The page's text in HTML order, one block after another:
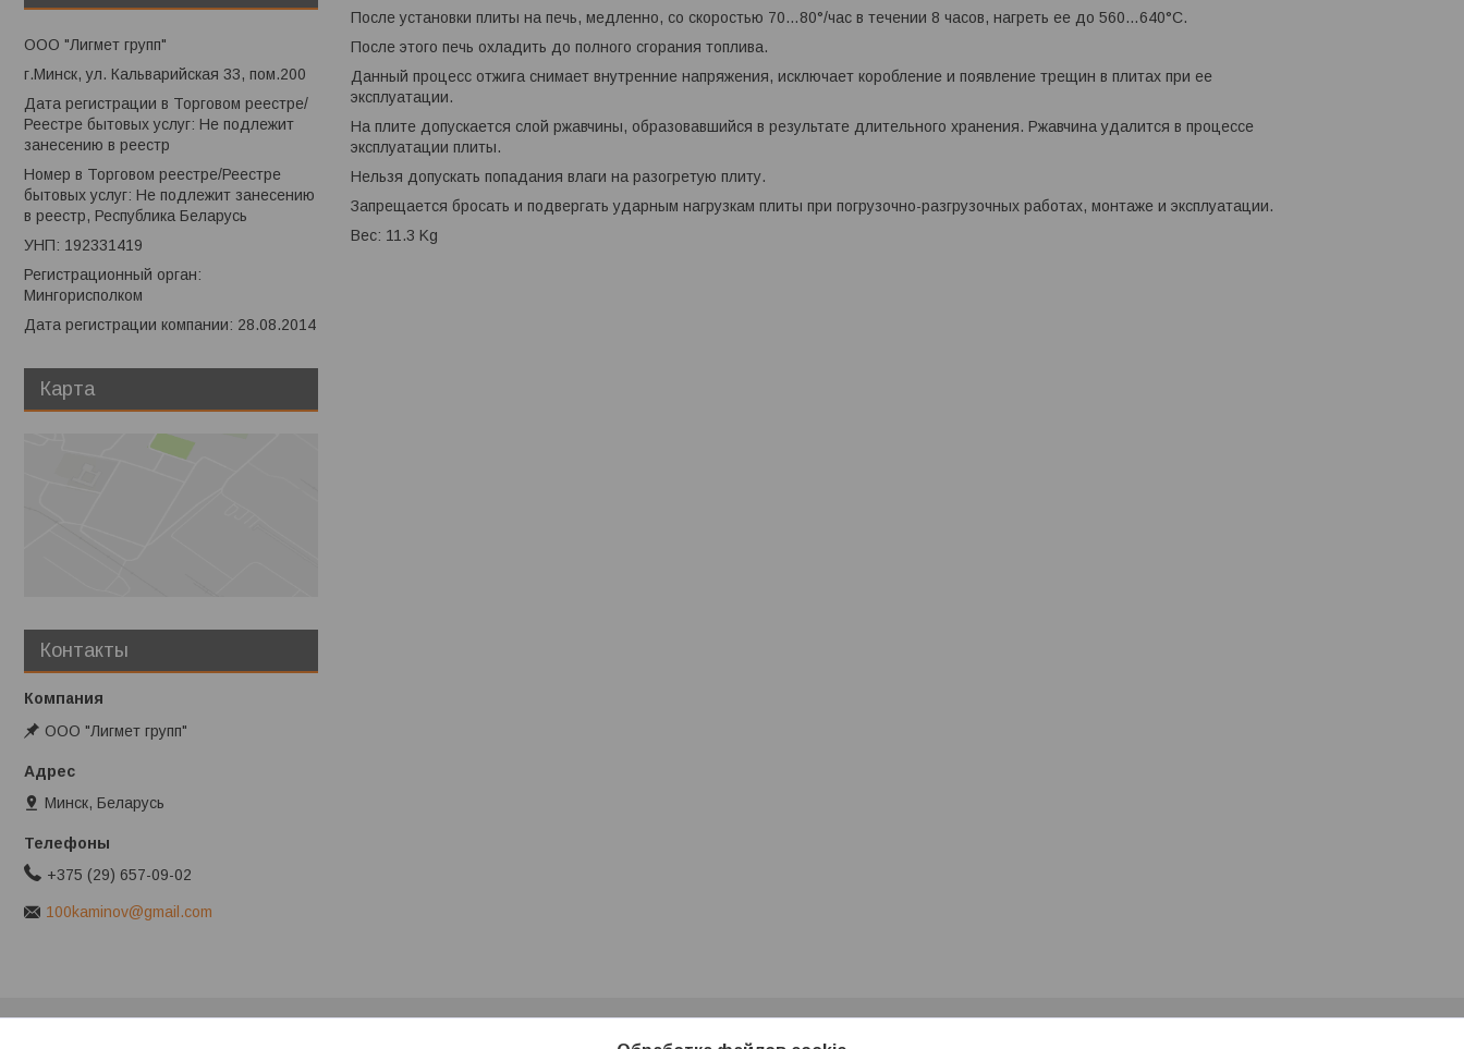
После установки плиты на печь, медленно, со скоростью 70…80°/час в течении 8 часов, нагреть ее до 560…640°С.
После этого печь охладить до полного сгорания топлива.
Данный процесс отжига снимает внутренние напряжения, исключает коробление и появление трещин в плитах при ее
эксплуатации.
На плите допускается слой ржавчины, образовавшийся в результате длительного хранения. Ржавчина удалится в процессе
эксплуатации плиты.
Нельзя допускать попадания влаги на разогретую плиту.
Запрещается бросать и подвергать ударным нагрузкам плиты при погрузочно-разгрузочных работах, монтаже и эксплуатации.
Вес: 11.3 Kg
ООО "Лигмет групп"
г.Минск, ул. Кальварийская 33, пом.200
Дата регистрации в Торговом реестре/
Реестре бытовых услуг: Не подлежит
занесению в реестр
Номер в Торговом реестре/Реестре
бытовых услуг: Не подлежит занесению
в реестр, Республика Беларусь
УНП: 192331419
Регистрационный орган:
Мингорисполком
Дата регистрации компании: 28.08.2014
Карта
Контакты
ООО "Лигмет групп"
Минск, Беларусь
+375 (29) 657-09-02
100kaminov@gmail.com